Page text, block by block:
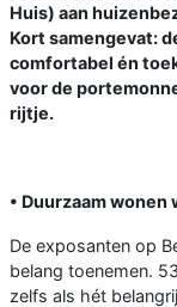
Huis) aan
Kort samengevat:
comfortabel én
voor de
rijtje.
• Duurzaam
De exposanten op
belang toenemen.
zelfs als hét